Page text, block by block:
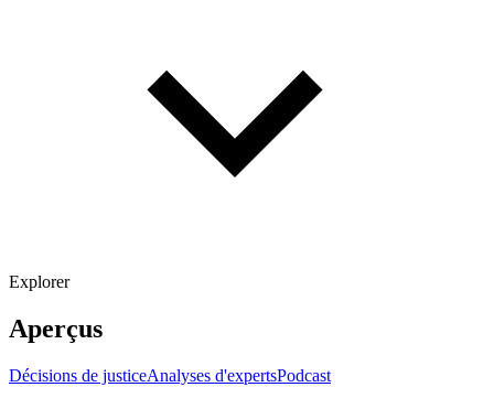
Explorer
Aperçus
Décisions de justiceAnalyses d'expertsPodcast